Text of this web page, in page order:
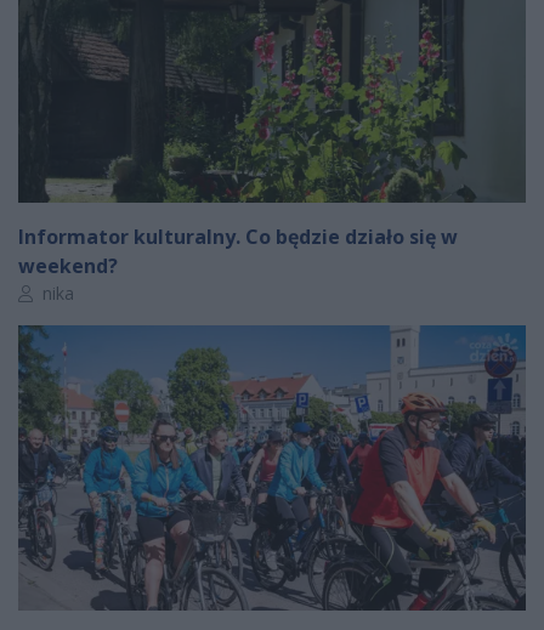
Informator kulturalny. Co będzie działo się w
weekend?
Autor artykułu:
nika